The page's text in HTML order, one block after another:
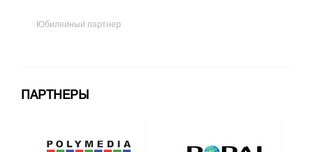
Юбилейный партнер
ПАРТНЕРЫ